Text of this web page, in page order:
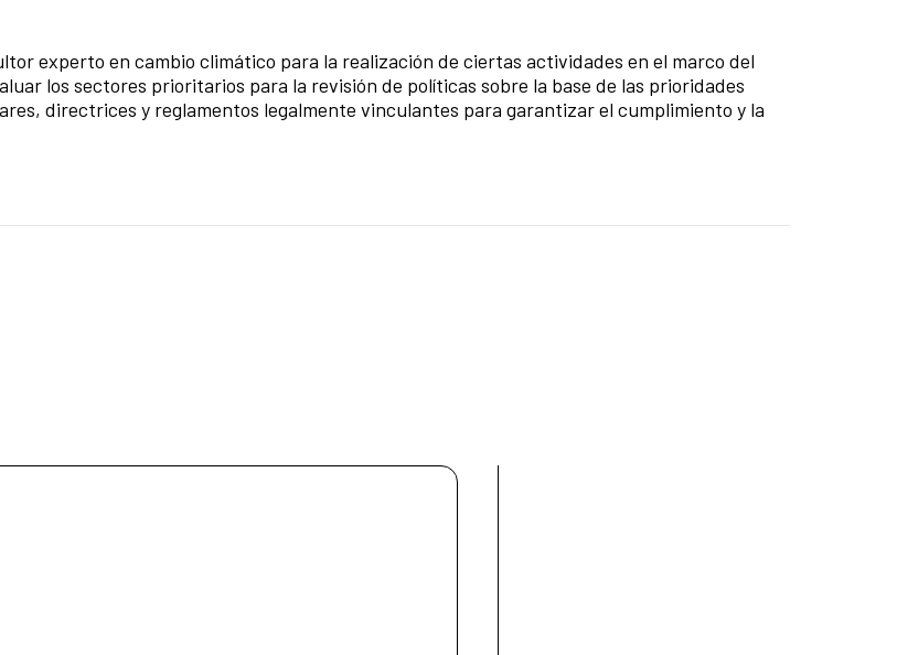
experto en cambio climático para la realización de ciertas actividades en el marco del
los sectores prioritarios para la revisión de políticas sobre la base de las prioridades
directrices y reglamentos legalmente vinculantes para garantizar el cumplimiento y la